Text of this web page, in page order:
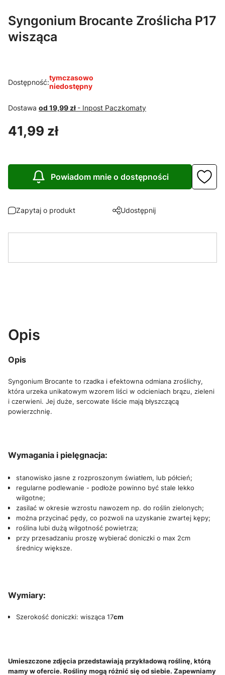
Syngonium Brocante Zroślicha P17
wisząca
Dostępność:tymczasowo
niedostępny
Dostawa od 19,99 zł - Inpost Paczkomaty
Cena
41,99 zł
Powiadom mnie o dostępności
Zapytaj o produkt Udostępnij
Opis
Opis
Syngonium Brocante to rzadka i efektowna odmiana zroślichy,
która urzeka unikatowym wzorem liści w odcieniach brązu, zieleni
i czerwieni. Jej duże, sercowate liście mają błyszczącą
powierzchnię.
Wymagania i pielęgnacja:
stanowisko jasne z rozproszonym światłem, lub półcień;
regularne podlewanie - podłoże powinno być stale lekko
wilgotne;
zasilać w okresie wzrostu nawozem np. do roślin zielonych;
można przycinać pędy, co pozwoli na uzyskanie zwartej kępy;
roślina lubi dużą wilgotność powietrza;
przy przesadzaniu proszę wybierać doniczki o max 2cm
średnicy większe.
Wymiary:
Szerokość doniczki: wisząca 17cm
Umieszczone zdjęcia przedstawiają przykładową roślinę, którą
mamy w ofercie. Rośliny mogą różnić się od siebie. Zapewniamy